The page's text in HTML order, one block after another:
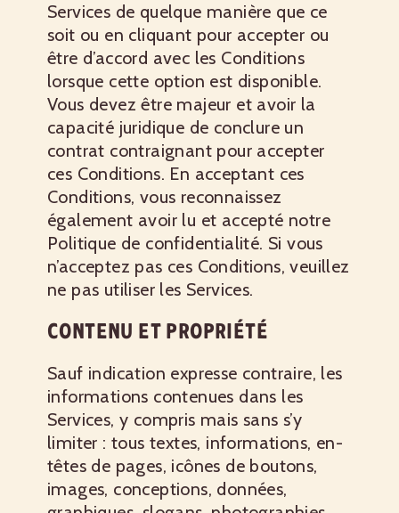
Services de quelque manière que ce
soit ou en cliquant pour accepter ou
être d’accord avec les Conditions
lorsque cette option est disponible.
Vous devez être majeur et avoir la
capacité juridique de conclure un
contrat contraignant pour accepter
ces Conditions. En acceptant ces
Conditions, vous reconnaissez
également avoir lu et accepté notre
Politique de confidentialité. Si vous
n’acceptez pas ces Conditions, veuillez
ne pas utiliser les Services.
CONTENU ET PROPRIÉTÉ
Sauf indication expresse contraire, les
informations contenues dans les
Services, y compris mais sans s’y
limiter : tous textes, informations, en-
têtes de pages, icônes de boutons,
images, conceptions, données,